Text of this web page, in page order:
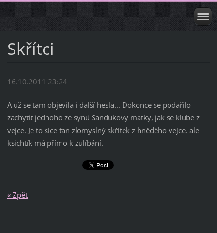
Skřítci
16.10.2011 23:24
A už se tam objevila i další hesla... Dokonce se podařilo
zachytit jednoho ze synů Sandukovy matky, jak se klube z
vejce. Je to sice tan zlomyslný skřítek z hnědého vejce, ale
ksichtík má přímo k zulíbání.
« Zpět